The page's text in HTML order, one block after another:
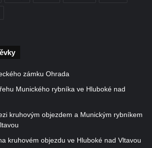
Leipzig
Dresden
otrok bojuje s divokým psem
v ZOO Dresden
zámku Ohrada
Munického rybníka ve Hluboké nad
kruhovým objezdem a Munickým rybníkem
kruhovém objezdu ve Hluboké nad Vltavou